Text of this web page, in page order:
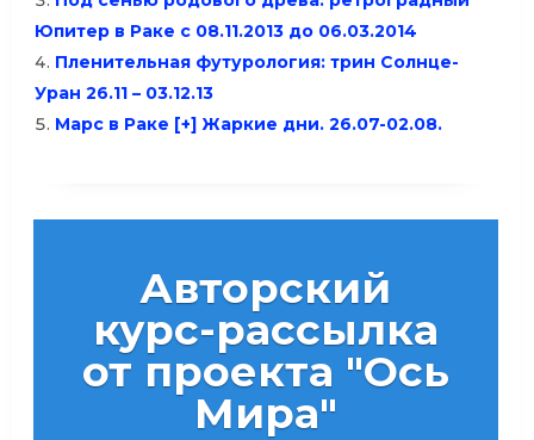
Юпитер в Раке с 08.11.2013 до 06.03.2014
Пленительная футурология: трин Солнце-
Уран 26.11 – 03.12.13
Марс в Раке [+] Жаркие дни. 26.07-02.08.
Авторский
курс-рассылка
от проекта "Ось
Мира"